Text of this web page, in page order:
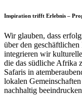
Inspiration trifft Erlebnis –
Wir glauben, dass
über den
integrieren wir
die das südliche Afrika
Safaris in
lokalen
nachhaltig